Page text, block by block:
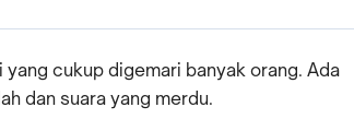
cukup digemari banyak orang. Ada
dan suara yang merdu.